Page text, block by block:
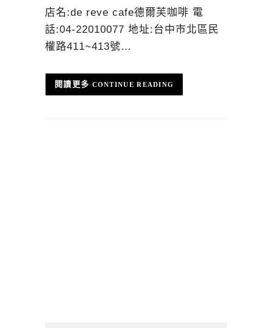
店名:de reve cafe德爾芙咖啡 電
話:04-22010077 地址:台中市北區民
權路411~413號…
CONTINUE READING